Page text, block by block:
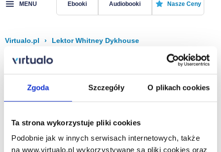
Zgoda Szczegóły O plikach cookies
Ta strona wykorzystuje pliki cookies
Podobnie jak w innych serwisach internetowych, także
na www.virtualo.pl wykorzystywane są pliki cookies oraz
MENU Ebooki Audiobooki Nasze Ceny
Virtualo.pl › Lektor Whitney Dykhouse
Filtruj Sortuj
Na stronie